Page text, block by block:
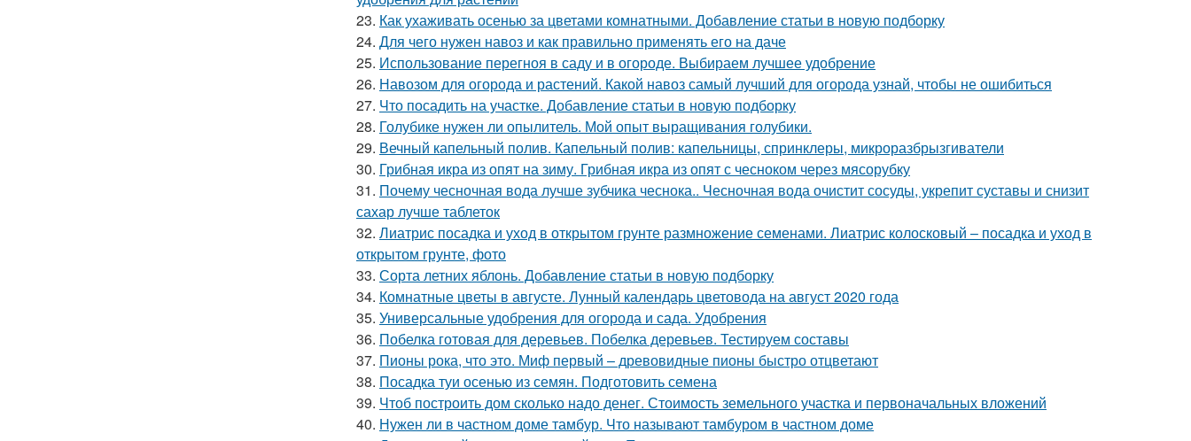
23. Как ухаживать осенью за цветами комнатными. Добавление статьи в новую подборку
24. Для чего нужен навоз и как правильно применять его на даче
25. Использование перегноя в саду и в огороде. Выбираем лучшее удобрение
26. Навозом для огорода и растений. Какой навоз самый лучший для огорода узнай, чтобы не ошибиться
27. Что посадить на участке. Добавление статьи в новую подборку
28. Голубике нужен ли опылитель. Мой опыт выращивания голубики.
29. Вечный капельный полив. Капельный полив: капельницы, спринклеры, микроразбрызгиватели
30. Грибная икра из опят на зиму. Грибная икра из опят с чесноком через мясорубку
31. Почему чесночная вода лучше зубчика чеснока.. Чесночная вода очистит сосуды, укрепит суставы и снизит
сахар лучше таблеток
32. Лиатрис посадка и уход в открытом грунте размножение семенами. Лиатрис колосковый – посадка и уход в
открытом грунте, фото
33. Сорта летних яблонь. Добавление статьи в новую подборку
34. Комнатные цветы в августе. Лунный календарь цветовода на август 2020 года
35. Универсальные удобрения для огорода и сада. Удобрения
36. Побелка готовая для деревьев. Побелка деревьев. Тестируем составы
37. Пионы рока, что это. Миф первый – древовидные пионы быстро отцветают
38. Посадка туи осенью из семян. Подготовить семена
39. Чтоб построить дом сколько надо денег. Стоимость земельного участка и первоначальных вложений
40. Нужен ли в частном доме тамбур. Что называют тамбуром в частном доме